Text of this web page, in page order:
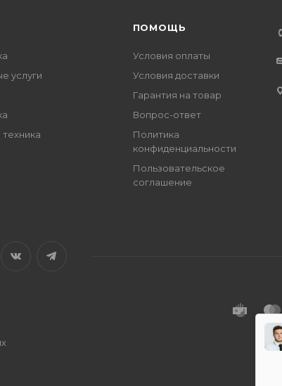
услуги
ПОМОЩЬ
Условия оплаты
Условия доставки
Гарантия на товар
Вопрос-ответ
Политика
конфиденциальности
Пользовательское
соглашение